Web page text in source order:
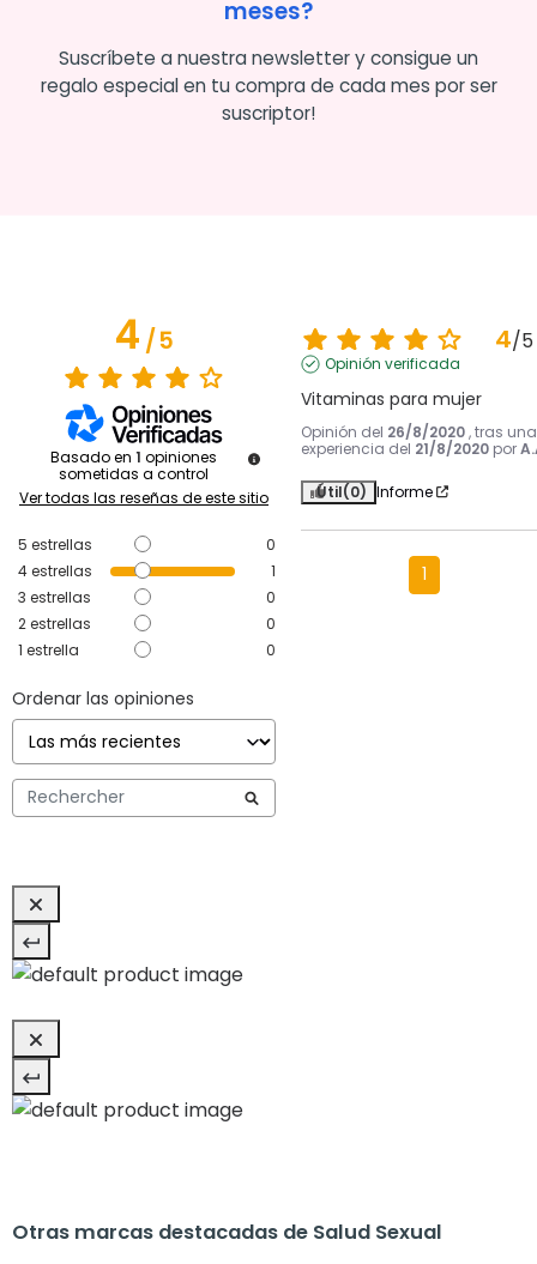
meses?
Suscríbete a nuestra newsletter y consigue un
regalo especial en tu compra de cada mes por ser
suscriptor!
4/5
Basado en 1 opiniones
sometidas a control
Ver todas las reseñas de este sitio
5 estrellas
0
4estrellas
1
3 estrellas
0
2estrellas
0
1 estrella 0
Ordenar las opiniones
4/5
Opinión verificada
Vitaminas para mujer
Opinión del 26/8/2020 , tras una
experiencia del 21/8/2020 por
Útil(0) Informe
1
Otras marcas destacadas de Salud Sexual